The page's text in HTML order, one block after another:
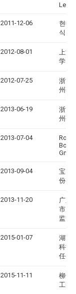
2011-12-06
현대
식회
2012-08-01
上海
学
2012-07-25
浙江
州研
2013-06-19
浙江
州研
2013-07-04
Gmbh
2013-09-04
宝山
份有
2013-11-20
广东
市质
监督
2015-01-07
湖南
科技
任公
2015-11-11
柳州
工配